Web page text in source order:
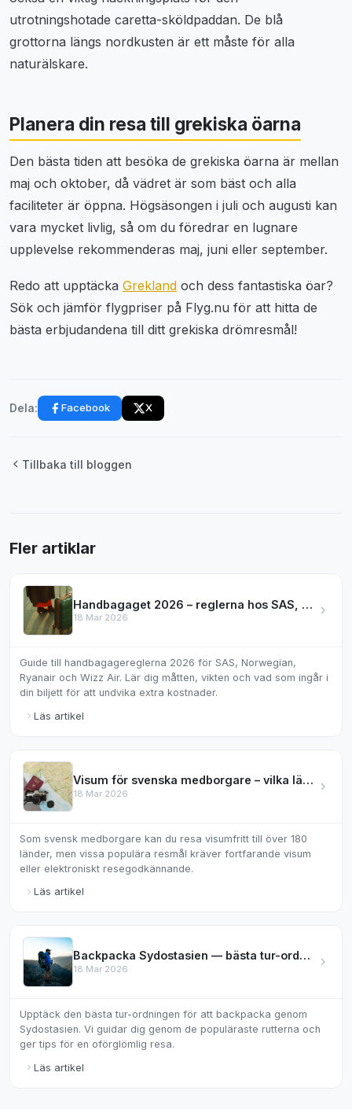
utrotningshotade caretta-sköldpaddan. De blå
grottorna längs nordkusten är ett måste för alla
naturälskare.
Planera din resa till grekiska öarna
Den bästa tiden att besöka de grekiska öarna är mellan
maj och oktober, då vädret är som bäst och alla
faciliteter är öppna. Högsäsongen i juli och augusti kan
vara mycket livlig, så om du föredrar en lugnare
upplevelse rekommenderas maj, juni eller september.
Redo att upptäcka Grekland och dess fantastiska öar?
Sök och jämför flygpriser på Flyg.nu för att hitta de
bästa erbjudandena till ditt grekiska drömresmål!
Dela: Facebook X
Tillbaka till bloggen
Fler artiklar
Handbagaget 2026 – reglerna hos SAS, Norwegian & mer
18 Mar 2026
Guide till handbagagereglerna 2026 för SAS, Norwegian,
Ryanair och Wizz Air. Lär dig måtten, vikten och vad som ingår i
din biljett för att undvika extra kostnader.
Läs artikel
Visum för svenska medborgare – vilka länder kräver det?
18 Mar 2026
Som svensk medborgare kan du resa visumfritt till över 180
länder, men vissa populära resmål kräver fortfarande visum
eller elektroniskt resegodkännande.
Läs artikel
Backpacka Sydostasien — bästa tur-ordningen
18 Mar 2026
Upptäck den bästa tur-ordningen för att backpacka genom
Sydostasien. Vi guidar dig genom de populäraste rutterna och
ger tips för en oförglömlig resa.
Läs artikel